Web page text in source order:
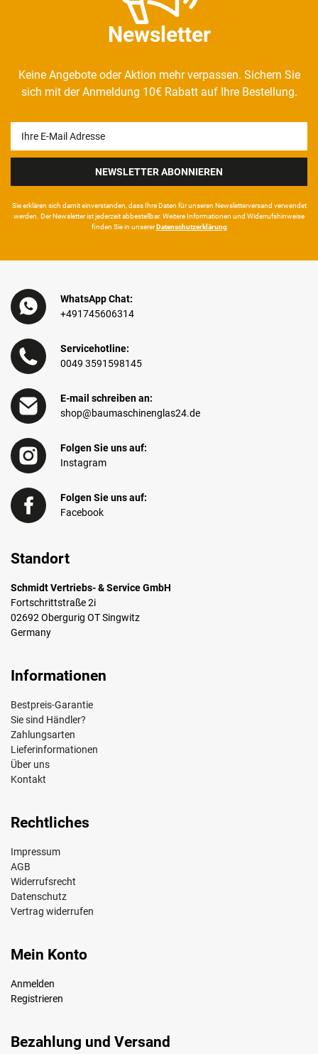
Newsletter
Keine Angebote oder Aktion mehr verpassen. Sichern Sie
sich mit der Anmeldung 10€ Rabatt auf Ihre Bestellung.
Honig
NEWSLETTER ABONNIEREN
Sie erklären sich damit ein­ver­standen, dass Ihre Da­ten für unseren News­letter­versand ver­wen­det
werden. Der News­letter ist jeder­zeit ab­bestel­lbar. Weitere Infor­mationen und Wider­rufshin­weise
finden Sie in unserer Daten­schutz­erklärung
WhatsApp Chat:
+491745606314
Servicehotline:
0049 3591598145
E-mail schreiben an:
shop@baumaschinenglas24.de
Folgen Sie uns auf:
Instagram
Folgen Sie uns auf:
Facebook
Standort
Schmidt Vertriebs- & Service GmbH
Fortschrittstraße 2i
02692 Obergurig OT Singwitz
Germany
Informationen
Bestpreis-Garantie
Sie sind Händler?
Zahlungsarten
Lieferinformationen
Über uns
Kontakt
Rechtliches
Impressum
AGB
Widerrufsrecht
Datenschutz
Vertrag widerrufen
Mein Konto
Anmelden
Registrieren
Bezahlung und Versand